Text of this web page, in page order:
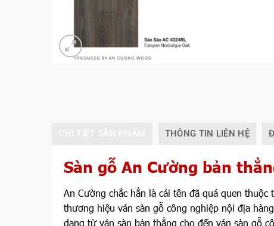
THÔNG TIN LIÊN HỆ
Sàn gỗ An Cường bản
An Cường chắc hẳn là cái tên đã quá quen
thương hiệu ván sàn gỗ công nghiệp nội địa
dạng từ ván sàn bản thẳng cho đến ván sàn gỗ